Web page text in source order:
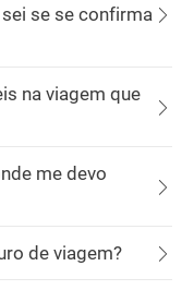
se se confirma
na viagem que
me devo
de viagem?